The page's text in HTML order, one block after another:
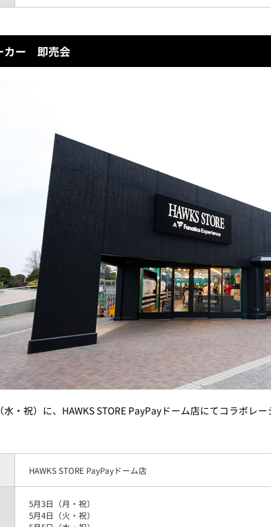
カー 即売会
・祝）に、HAWKS STORE PayPayドーム店にてコラボレ
HAWKS STORE PayPayドーム店
5月3日（月・祝）
5月4日（火・祝）